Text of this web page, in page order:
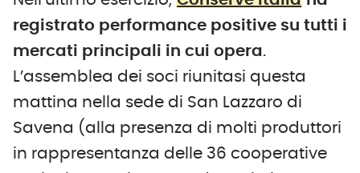
registrato performance positive su tutti i
mercati principali in cui opera.
L’assemblea dei soci riunitasi questa
mattina nella sede di San Lazzaro di
Savena (alla presenza di molti produttori
in rappresentanza delle 36 cooperative